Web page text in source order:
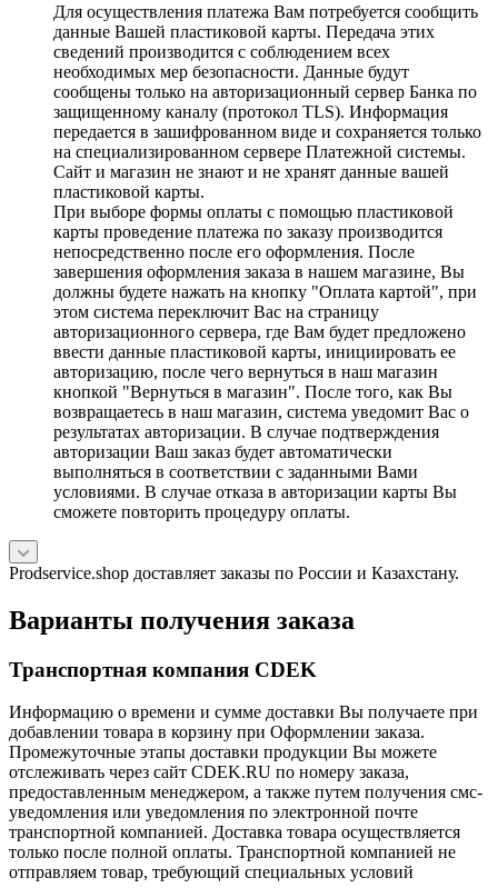
Для осуществления платежа Вам потребуется сообщить
данные Вашей пластиковой карты. Передача этих
сведений производится с соблюдением всех
необходимых мер безопасности. Данные будут
сообщены только на авторизационный сервер Банка по
защищенному каналу (протокол TLS). Информация
передается в зашифрованном виде и сохраняется только
на специализированном сервере Платежной системы.
Сайт и магазин не знают и не хранят данные вашей
пластиковой карты.
При выборе формы оплаты с помощью пластиковой
карты проведение платежа по заказу производится
непосредственно после его оформления. После
завершения оформления заказа в нашем магазине, Вы
должны будете нажать на кнопку "Оплата картой", при
этом система переключит Вас на страницу
авторизационного сервера, где Вам будет предложено
ввести данные пластиковой карты, инициировать ее
авторизацию, после чего вернуться в наш магазин
кнопкой "Вернуться в магазин". После того, как Вы
возвращаетесь в наш магазин, система уведомит Вас о
результатах авторизации. В случае подтверждения
авторизации Ваш заказ будет автоматически
выполняться в соответствии с заданными Вами
условиями. В случае отказа в авторизации карты Вы
сможете повторить процедуру оплаты.
Prodservice.shop доставляет заказы по России и Казахстану.
Варианты получения заказа
Транспортная компания CDEK
Информацию о времени и сумме доставки Вы получаете при
добавлении товара в корзину при Оформлении заказа.
Промежуточные этапы доставки продукции Вы можете
отслеживать через сайт CDEK.RU по номеру заказа,
предоставленным менеджером, а также путем получения смс-
уведомления или уведомления по электронной почте
транспортной компанией. Доставка товара осуществляется
только после полной оплаты. Транспортной компанией не
отправляем товар, требующий специальных условий